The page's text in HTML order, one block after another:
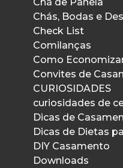
Chás, Bodas e
Check List
Comilanças
Como
Convites de
CURIOSIDADES
curiosidades de
Dicas de
Dicas de Dietas
DIY Casamento
Downloads